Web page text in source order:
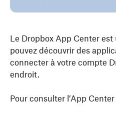
Le Dropbox App Center
pouvez découvrir des
connecter à votre compte
endroit.
Pour consulter l’App Center